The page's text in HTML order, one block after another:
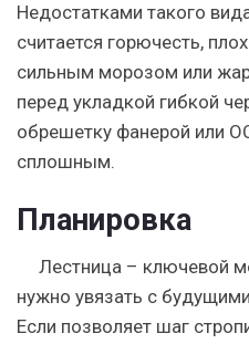
Недостатками такого
считается горючесть,
сильным морозом или
перед укладкой гибкой
обрешетку фанерой или
сплошным.
Планировка
Лестница – ключевой
нужно увязать с
Если позволяет шаг